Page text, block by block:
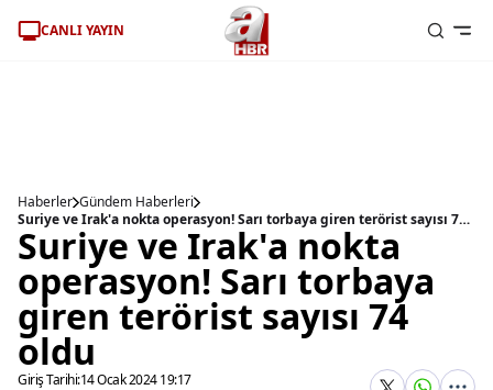
CANLI YAYIN
Haberler Gündem Haberleri
Suriye ve Irak'a nokta operasyon! Sarı torbaya giren terörist sayısı 74 oldu
Suriye ve Irak'a nokta
operasyon! Sarı torbaya
giren terörist sayısı 74
oldu
Giriş Tarihi:14 Ocak 2024 19:17